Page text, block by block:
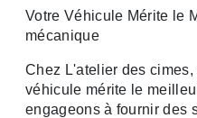
Votre Véhicule Mérite le
mécanique
Chez L'atelier des
véhicule mérite le
engageons à fournir des